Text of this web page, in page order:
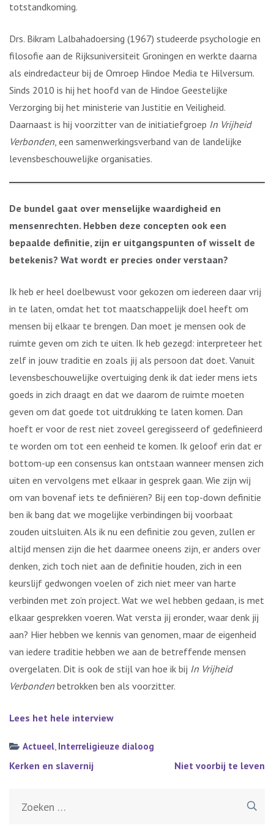
totstandkoming.
Drs. Bikram Lalbahadoersing (1967) studeerde psychologie en
filosofie aan de Rijksuniversiteit Groningen en werkte daarna
als eindredacteur bij de Omroep Hindoe Media te Hilversum.
Sinds 2010 is hij het hoofd van de Hindoe Geestelijke
Verzorging bij het ministerie van Justitie en Veiligheid.
Daarnaast is hij voorzitter van de initiatiefgroep In Vrijheid
Verbonden, een samenwerkingsverband van de landelijke
levensbeschouwelijke organisaties.
De bundel gaat over menselijke waardigheid en
mensenrechten. Hebben deze concepten ook een
bepaalde definitie, zijn er uitgangspunten of wisselt de
betekenis? Wat wordt er precies onder verstaan?
Ik heb er heel doelbewust voor gekozen om iedereen daar vrij
in te laten, omdat het tot maatschappelijk doel heeft om
mensen bij elkaar te brengen. Dan moet je mensen ook de
ruimte geven om zich te uiten. Ik heb gezegd: interpreteer het
zelf in jouw traditie en zoals jij als persoon dat doet. Vanuit
levensbeschouwelijke overtuiging denk ik dat ieder mens iets
goeds in zich draagt en dat we daarom de ruimte moeten
geven om dat goede tot uitdrukking te laten komen. Dan
hoeft er voor de rest niet zoveel geregisseerd of gedefinieerd
te worden om tot een eenheid te komen. Ik geloof erin dat er
bottom-up een consensus kan ontstaan wanneer mensen zich
uiten en vervolgens met elkaar in gesprek gaan. Wie zijn wij
om van bovenaf iets te definiëren? Bij een top-down definitie
ben ik bang dat we mogelijke verbindingen bij voorbaat
zouden uitsluiten. Als ik nu een definitie zou geven, zullen er
altijd mensen zijn die het daarmee oneens zijn, er anders over
denken, zich toch niet aan de definitie houden, zich in een
keurslijf gedwongen voelen of zich niet meer van harte
verbinden met zo’n project. Wat we wel hebben gedaan, is met
elkaar gesprekken voeren. Wat versta jij eronder, waar denk jij
aan? Hier hebben we kennis van genomen, maar de eigenheid
van iedere traditie hebben we aan de betreffende mensen
overgelaten. Dit is ook de stijl van hoe ik bij In Vrijheid
Verbonden betrokken ben als voorzitter.
Lees het hele interview
Actueel, Interreligieuze dialoog
Bericht
Kerken en slavernij Niet voorbij te leven